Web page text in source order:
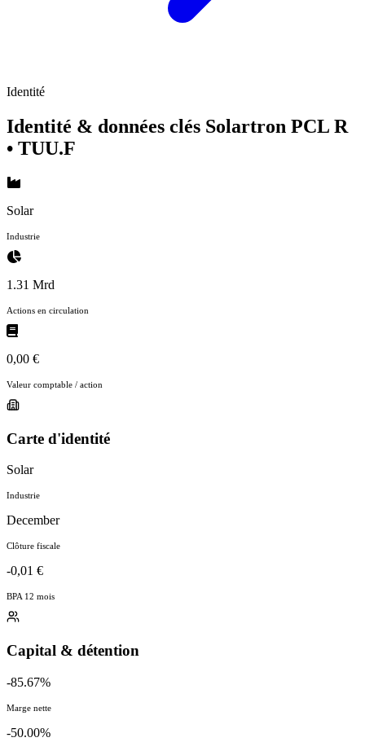
Identité
Identité & données clés Solartron PCL R
• TUU.F
Solar
Industrie
1.31 Mrd
Actions en circulation
0,00 €
Valeur comptable / action
Carte d'identité
Solar
Industrie
December
Clôture fiscale
-0,01 €
BPA 12 mois
Capital & détention
-85.67%
Marge nette
-50.00%